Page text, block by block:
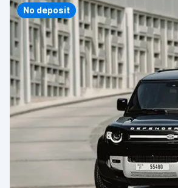
Priority
No deposit